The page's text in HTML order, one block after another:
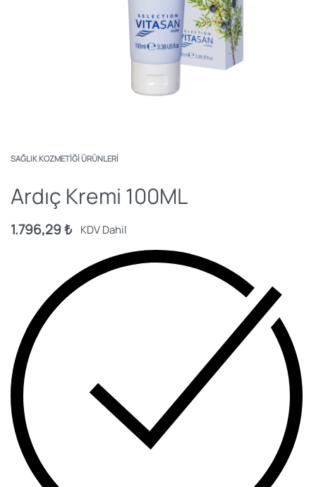
SAĞLIK KOZMETIĞI ÜRÜNLERI
Ardıç Kremi 100ML
1.796,29₺ KDV Dahil